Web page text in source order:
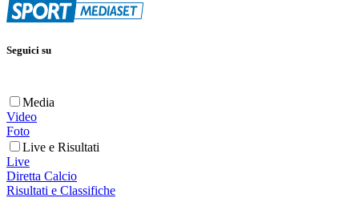
Seguici su
Media
Video
Foto
Live e Risultati
Live
Diretta Calcio
Risultati e Classifiche